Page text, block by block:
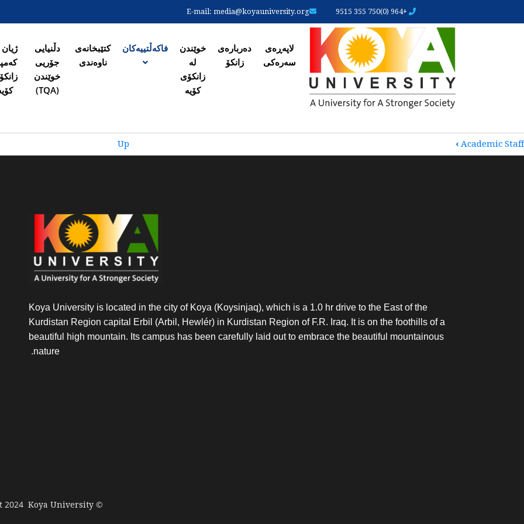
content
+964 (0)750 355 9515
E-mail: media@koyauniversity.org
لاپەڕەی سەرەکی
لاپەڕەی
سەرەکی
دەربارەی
زانکۆ
خوێندن
لە
زانکۆی
کۆیە
فاکەڵتییەکان
کتێبخانەی
ناوەندی
دڵنیایی
جۆریی
خوێندن
(TQA)
ژیان
‹ Academic Staff
Up
Koya University is located in the city of Koya (Koysinjaq), which is a 1.0 hr drive to the East of the
Kurdistan Region capital Erbil (Arbil, Hewlér) in Kurdistan Region of F.R. Iraq. It is on the foothills of a
beautiful high mountain. Its campus has been carefully laid out to embrace the beautiful mountainous
nature.
© Copyright 2024
Koya University